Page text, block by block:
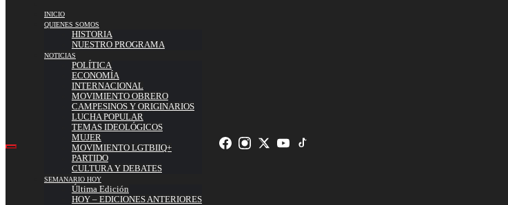
INICIO
QUIENES SOMOS
HISTORIA
NUESTRO PROGRAMA
NOTICIAS
POLÍTICA
ECONOMÍA
INTERNACIONAL
MOVIMIENTO OBRERO
CAMPESINOS Y ORIGINARIOS
LUCHA POPULAR
TEMAS IDEOLÓGICOS
MUJER
MOVIMIENTO LGTBIIQ+
PARTIDO
CULTURA Y DEBATES
SEMANARIO HOY
Última Edición
HOY – EDICIONES ANTERIORES